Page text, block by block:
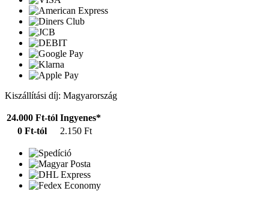
Kiszállítási díj: Magyarország
24.000 Ft-tól Ingyenes*
0 Ft-tól
2.150 Ft